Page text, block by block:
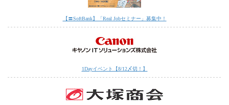
【〓SoftBank】「Real Jobセミナー」募集中！
1Dayイベント【8/12〆切！】